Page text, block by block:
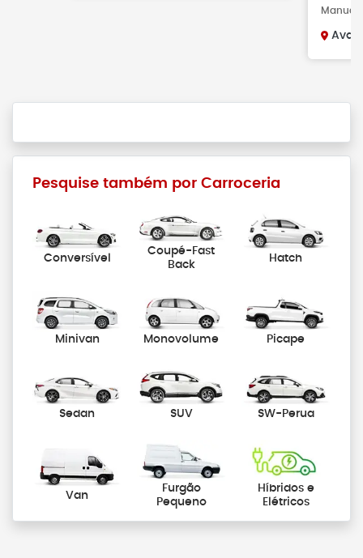
Manual
Pesquise também por Carroceria
Conversível
Coupé-Fast
Back
Hatch
Minivan Monovolume Picape
Sedan SUV SW-Perua
Van
Furgão
Pequeno
Híbridos e
Elétricos